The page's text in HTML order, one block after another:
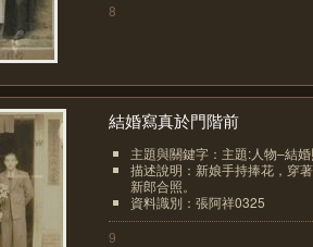
8
結婚寫真於門階前
主題與關鍵字：主題:人物–結
描述說明：新娘手持捧花，穿
新郎合照。
資料識別：張阿祥0325
9